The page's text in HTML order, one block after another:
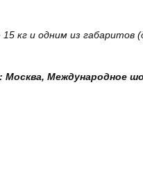
кг и одним из габаритов
Москва, Международное